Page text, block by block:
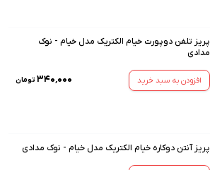
پریز تلفن دوپورت خیام الکتریک مدل خیام - نوک
مدادی
افزودن به سبد خرید ۳۴۰٬۰۰۰ تومان
پریز آنتن دوکاره خیام الکتریک مدل خیام - نوک مدادی